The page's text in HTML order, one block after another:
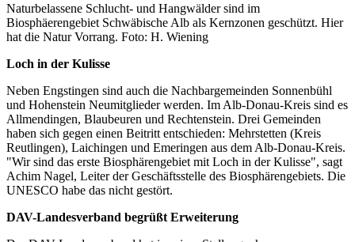
Naturbelassene Schlucht- und Hangwälder sind im
Biosphäerengebiet Schwäbische Alb als Kernzonen geschützt. Hier
hat die Natur Vorrang. Foto: H. Wiening
Loch in der Kulisse
Neben Engstingen sind auch die Nachbargemeinden Sonnenbühl
und Hohenstein Neumitglieder werden. Im Alb-Donau-Kreis sind es
Allmendingen, Blaubeuren und Rechtenstein. Drei Gemeinden
haben sich gegen einen Beitritt entschieden: Mehrstetten (Kreis
Reutlingen), Laichingen und Emeringen aus dem Alb-Donau-Kreis.
"Wir sind das erste Biosphärengebiet mit Loch in der Kulisse", sagt
Achim Nagel, Leiter der Geschäftsstelle des Biosphärengebiets. Die
UNESCO habe das nicht gestört.
DAV-Landesverband begrüßt Erweiterung